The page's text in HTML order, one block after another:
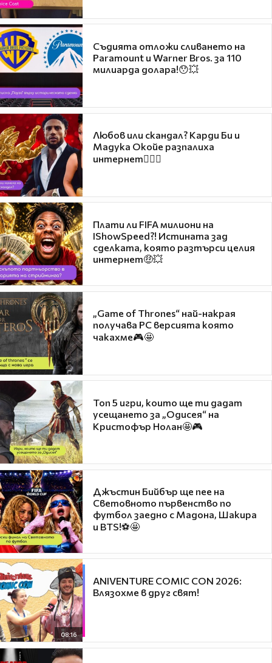
Съдията отложи сливането на
Paramount и Warner Bros. за 110
милиарда долара!😯💥
Любов или скандал? Карди Би и
Мадука Окойе разпалиха
интернет❤️‍🔥🔥
Плати ли FIFA милиони на
IShowSpeed?! Истината зад
сделката, която разтърси целия
интернет🤑💥
„Game of Thrones“ най-накрая
получава PC версията която
чакахме🎮🤩
Топ 5 игри, които ще ти дадат
усещането за „Одисея“ на
Кристофър Нолан🤩🎮
Джъстин Бийбър ще пее на
Световното първенство по
футбол заедно с Мадона, Шакира
и BTS!⚽🤩
08:16
ANIVENTURE COMIC CON 2026:
Влязохме в друг свят!